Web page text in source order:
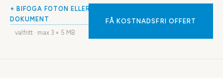
+ BIFOGA FOTON ELLER
DOKUMENT
valfritt · max 3 × 5 MB
FÅ KOSTNADSFRI OFFERT